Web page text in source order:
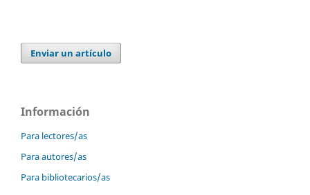
Enviar un artículo
Información
Para lectores/as
Para autores/as
Para bibliotecarios/as